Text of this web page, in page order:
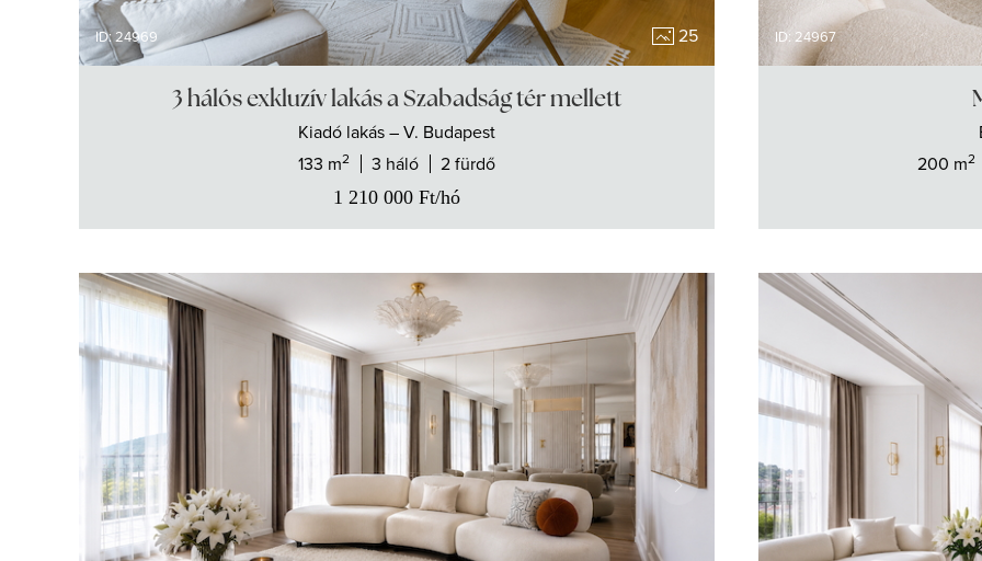
ID: 24969 25
3 hálós exkluzív lakás a Szabadság tér mellett
Kiadó lakás– V. Budapest
133 m2 3 háló 2 fürdő
1 210 000 Ft/hó
ID: 24967
200 m2